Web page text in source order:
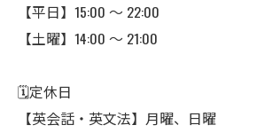
【平日】15:00 〜 22:00
【土曜】14:00 〜 21:00
🗓️定休日
【英会話・英文法】月曜、日曜